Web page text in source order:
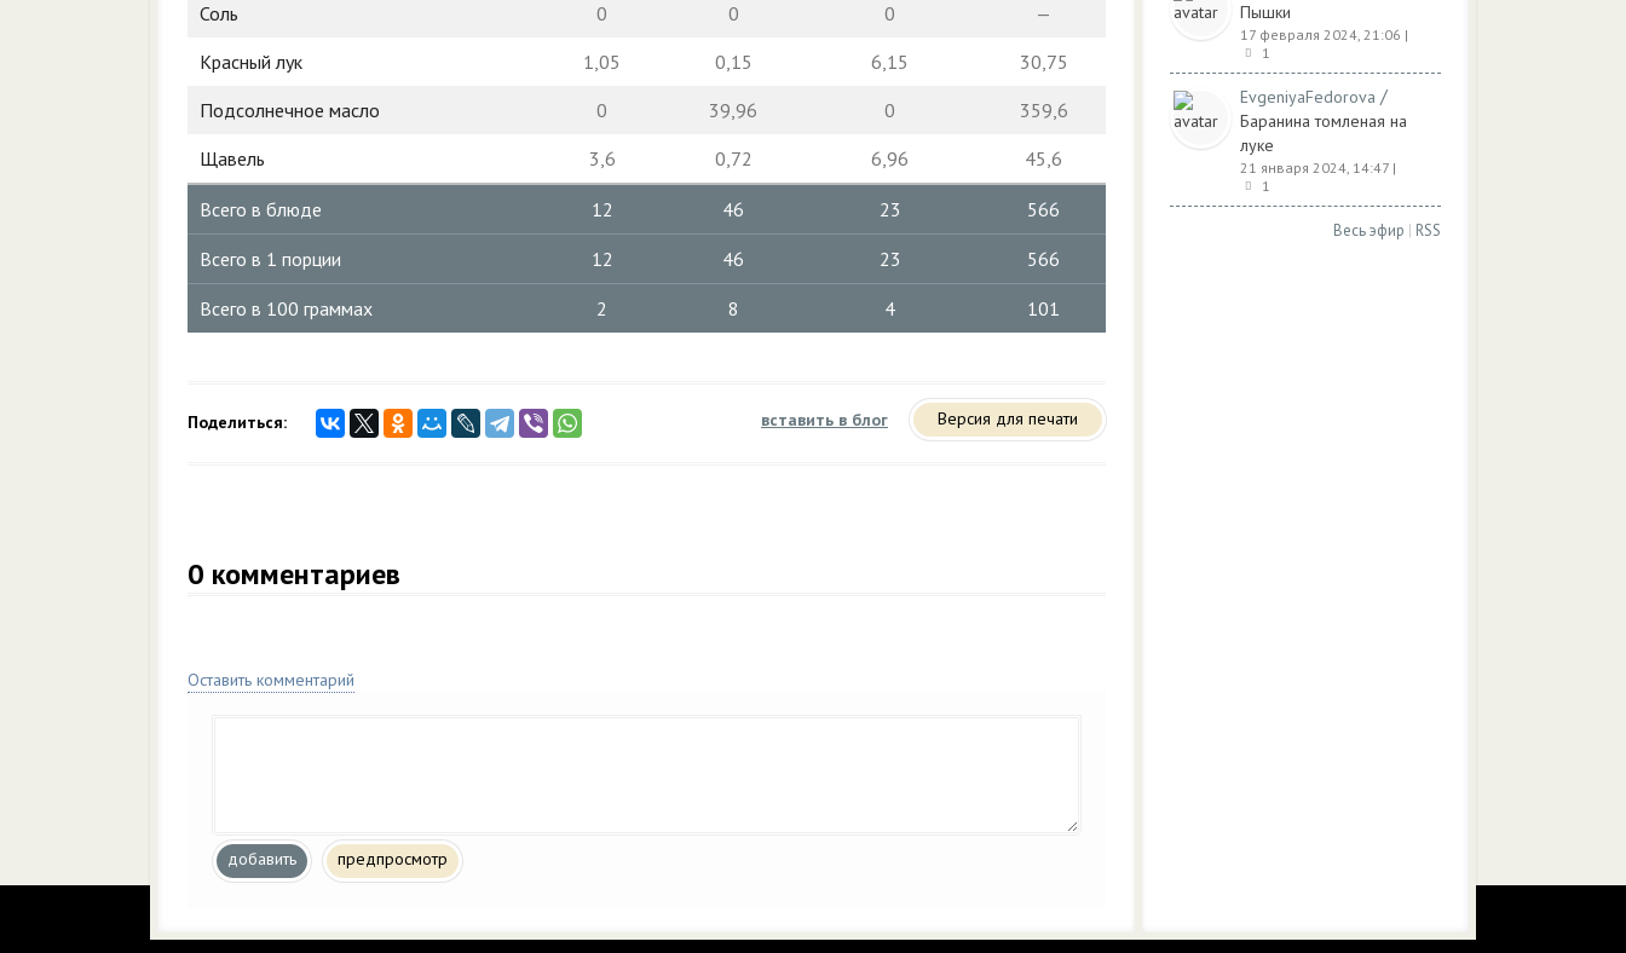
Соль
0 0 0
—
Красный лук
1,05 0,15 6,15
30,75
Подсолнечное масло
0 39,96 0
359,6
Щавель
3,6 0,72 6,96 45,6
Всего в блюде 12 46 23 566
Всего в 1 порции 12 46 23 566
Всего в 100 граммах 2 8 4 101
Поделиться: вставить в блог Версия для печати
0 комментариев
Оставить комментарий
добавить предпросмотр
Пышки
17 февраля 2024, 21:06 |
1
EvgeniyaFedorova /
Баранина томленая на
луке
21 января 2024, 14:47 |
1
Весь эфир | RSS